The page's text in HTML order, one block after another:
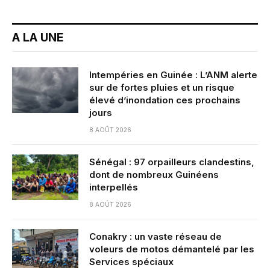
A LA UNE
Intempéries en Guinée : L’ANM alerte
sur de fortes pluies et un risque
élevé d’inondation ces prochains
jours
8 AOÛT 2026
Sénégal : 97 orpailleurs clandestins,
dont de nombreux Guinéens
interpellés
8 AOÛT 2026
Conakry : un vaste réseau de
voleurs de motos démantelé par les
Services spéciaux